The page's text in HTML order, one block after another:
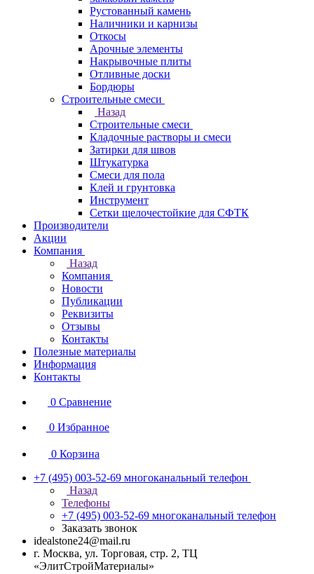
Рустованный камень
Наличники и карнизы
Откосы
Арочные элементы
Накрывочные плиты
Отливные доски
Бордюры
Строительные смеси
Назад
Строительные смеси
Кладочные растворы и смеси
Затирки для швов
Штукатурка
Смеси для пола
Клей и грунтовка
Инструмент
Сетки щелочестойкие для СФТК
Производители
Акции
Компания
Назад
Компания
Новости
Публикации
Реквизиты
Отзывы
Контакты
Полезные материалы
Информация
Контакты
0 Сравнение
0 Избранное
0 Корзина
+7 (495) 003-52-69 многоканальный телефон
Назад
Телефоны
+7 (495) 003-52-69 многоканальный телефон
Заказать звонок
idealstone24@mail.ru
г. Москва, ул. Торговая, стр. 2, ТЦ
«ЭлитСтройМатериалы»